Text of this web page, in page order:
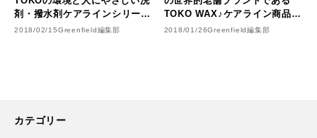
剤・撥水剤ケアラインシリーズ
とは？
2018/02/15Greenfield編集部
TOKO WAX♪ケアライン商品モ
ニター募集のお知らせ（Pre-
2018/01/26Greenfield編集部
カテゴリー